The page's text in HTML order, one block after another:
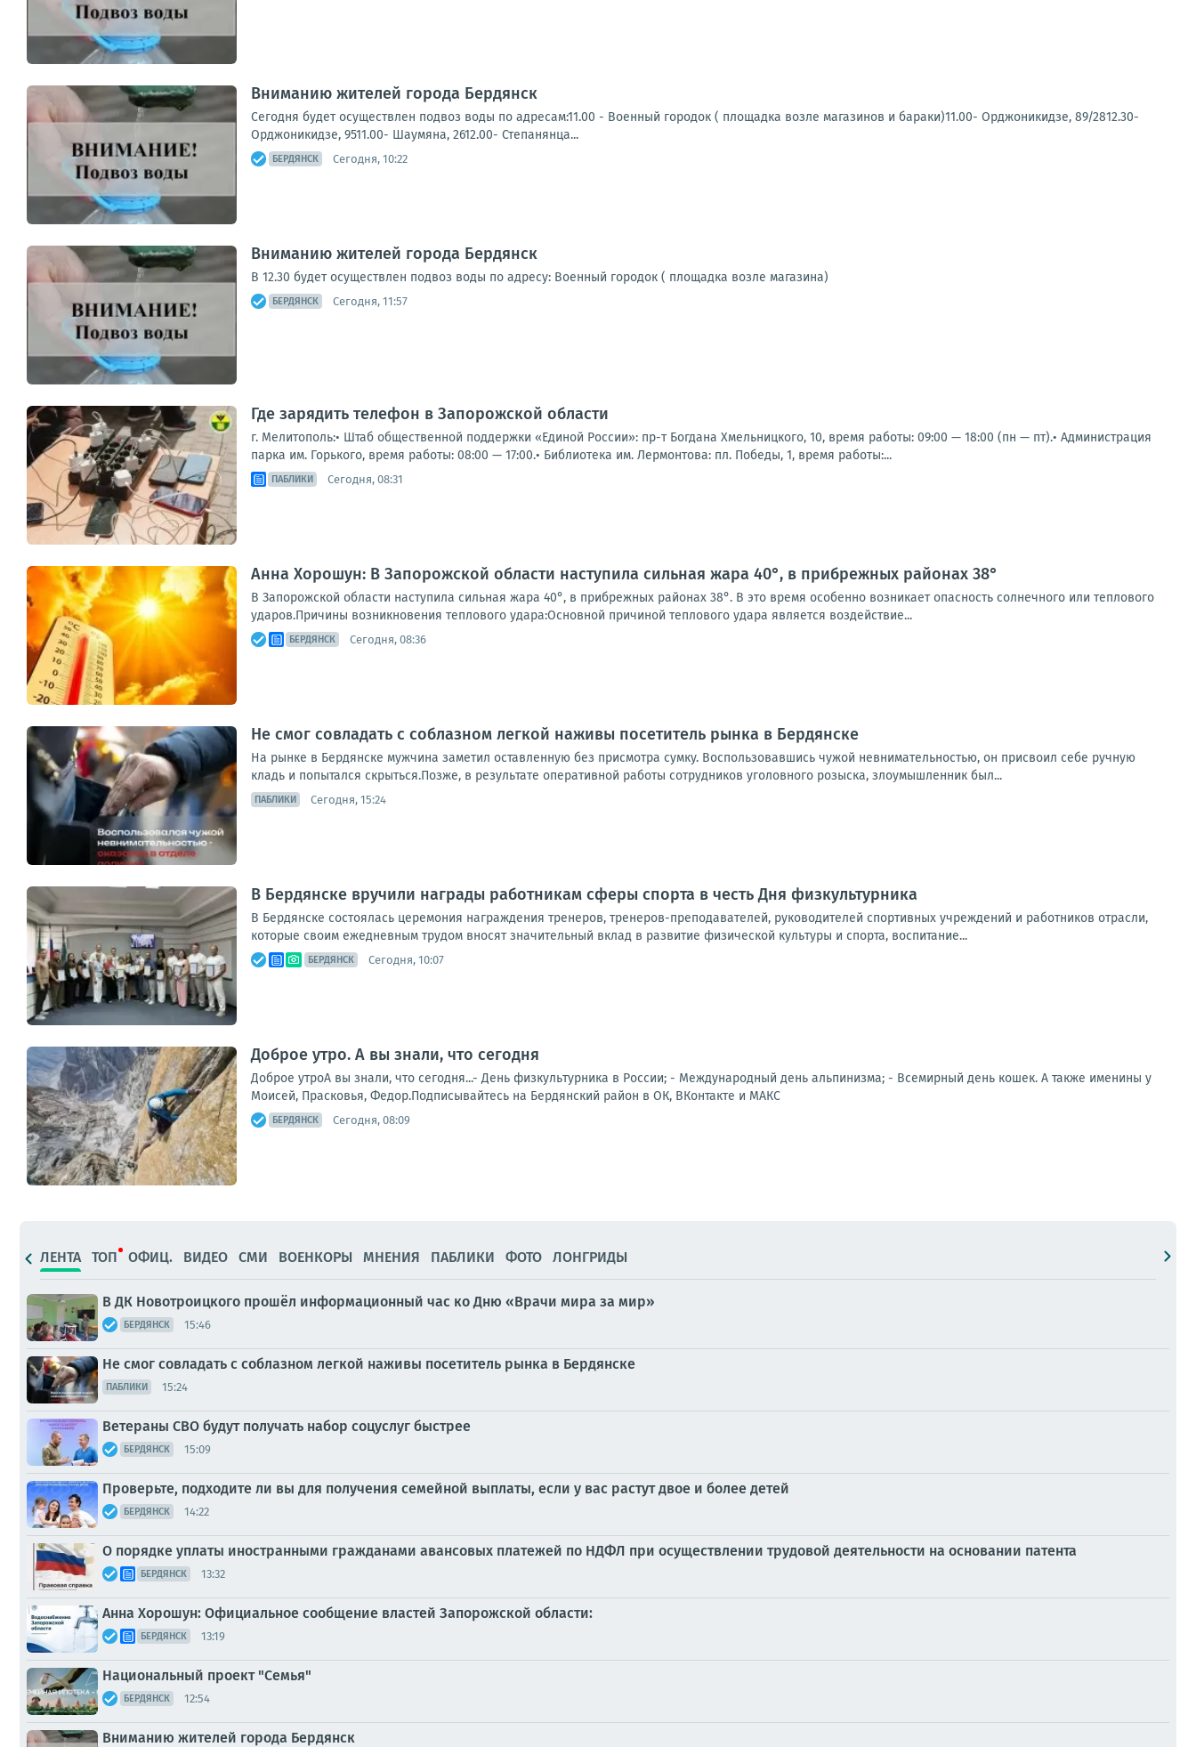
Вниманию жителей города Бердянск
Сегодня будет осуществлен подвоз воды по адресам:11.00 - Военный городок ( площадка возле магазинов и бараки)11.00- Орджоникидзе, 89/2812.30-
Орджоникидзе, 9511.00- Шаумяна, 2612.00- Степанянца...
БЕРДЯНСК Сегодня, 10:22
Вниманию жителей города Бердянск
В 12.30 будет осуществлен подвоз воды по адресу: Военный городок ( площадка возле магазина)
БЕРДЯНСК Сегодня, 11:57
Где зарядить телефон в Запорожской области
г. Мелитополь:• Штаб общественной поддержки «Единой России»: пр-т Богдана Хмельницкого, 10, время работы: 09:00 — 18:00 (пн — пт).• Администрация
парка им. Горького, время работы: 08:00 — 17:00.• Библиотека им. Лермонтова: пл. Победы, 1, время работы:...
ПАБЛИКИ Сегодня, 08:31
Анна Хорошун: В Запорожской области наступила сильная жара 40°, в прибрежных районах 38°
В Запорожской области наступила сильная жара 40°, в прибрежных районах 38°. В это время особенно возникает опасность солнечного или теплового
ударов.Причины возникновения теплового удара:Основной причиной теплового удара является воздействие...
БЕРДЯНСК Сегодня, 08:36
Не смог совладать с соблазном легкой наживы посетитель рынка в Бердянске
На рынке в Бердянске мужчина заметил оставленную без присмотра сумку. Воспользовавшись чужой невнимательностью, он присвоил себе ручную
кладь и попытался скрыться.Позже, в результате оперативной работы сотрудников уголовного розыска, злоумышленник был...
ПАБЛИКИ Сегодня, 15:24
В Бердянске вручили награды работникам сферы спорта в честь Дня физкультурника
В Бердянске состоялась церемония награждения тренеров, тренеров-преподавателей, руководителей спортивных учреждений и работников отрасли,
которые своим ежедневным трудом вносят значительный вклад в развитие физической культуры и спорта, воспитание...
БЕРДЯНСК Сегодня, 10:07
Доброе утро. А вы знали, что сегодня
Доброе утроА вы знали, что сегодня...- День физкультурника в России; - Международный день альпинизма; - Всемирный день кошек. А также именины у
Моисей, Прасковья, Федор.Подписывайтесь на Бердянский район в ОК, ВКонтакте и МАКС
БЕРДЯНСК Сегодня, 08:09
ЛЕНТА ТОП ОФИЦ. ВИДЕО СМИ ВОЕНКОРЫ МНЕНИЯ ПАБЛИКИ ФОТО ЛОНГРИДЫ
В ДК Новотроицкого прошёл информационный час ко Дню «Врачи мира за мир»
БЕРДЯНСК 15:46
Не смог совладать с соблазном легкой наживы посетитель рынка в Бердянске
ПАБЛИКИ 15:24
Ветераны СВО будут получать набор соцуслуг быстрее
БЕРДЯНСК 15:09
Проверьте, подходите ли вы для получения семейной выплаты, если у вас растут двое и более детей
БЕРДЯНСК 14:22
О порядке уплаты иностранными гражданами авансовых платежей по НДФЛ при осуществлении трудовой деятельности на основании патента
БЕРДЯНСК 13:32
Анна Хорошун: Официальное сообщение властей Запорожской области:
БЕРДЯНСК 13:19
Национальный проект "Семья"
БЕРДЯНСК 12:54
Вниманию жителей города Бердянск